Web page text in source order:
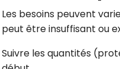
Les besoins peuvent
peut être insuffisant ou
Suivre les quantités